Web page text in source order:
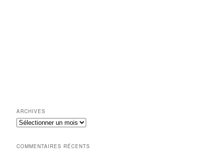
ARCHIVES
Archives
COMMENTAIRES RÉCENTS